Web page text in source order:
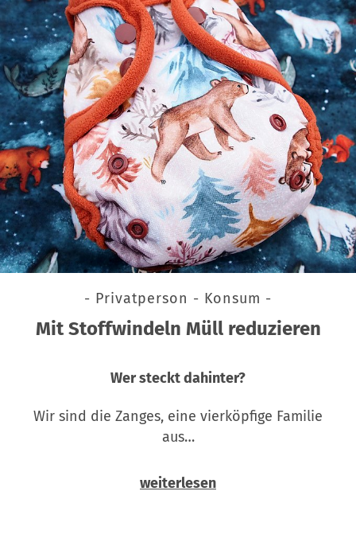
- Privatperson - Konsum -
Mit Stoffwindeln Müll reduzieren
Wer steckt dahinter?
Wir sind die Zanges, eine vierköpfige Familie
aus…
weiterlesen